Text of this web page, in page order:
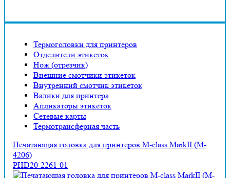
Термоголовки для принтеров
Отделители этикеток
Нож (отрезчик)
Внешние смотчики этикеток
Внутренний смотчик этикеток
Валики для принтера
Апликаторы этикеток
Сетевые карты
Термотрансферная часть
Печатающая головка для принтеров M-class MarkII (M-
4206)
PHD20-2261-01